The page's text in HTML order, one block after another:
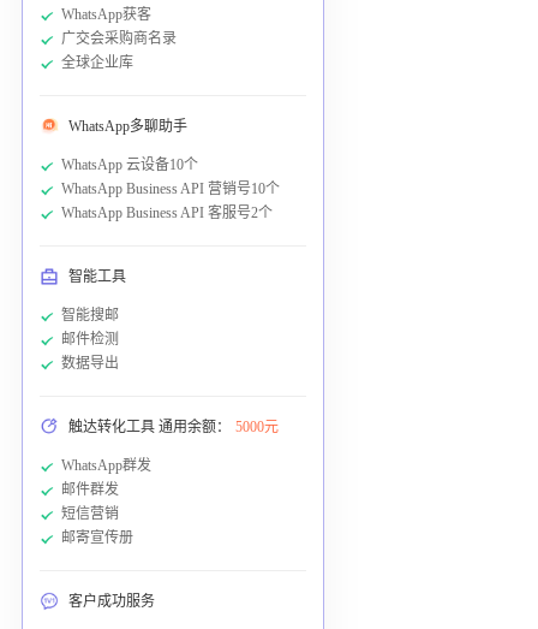
WhatsApp获客
广交会采购商名录
全球企业库
WhatsApp多聊助手
WhatsApp 云设备10个
WhatsApp Business API 营销号10个
WhatsApp Business API 客服号2个
智能工具
智能搜邮
邮件检测
数据导出
触达转化工具 通用余额： 5000元
WhatsApp群发
邮件群发
短信营销
邮寄宣传册
客户成功服务